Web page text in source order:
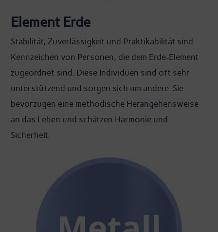
Element Erde
Stabilität, Zuverlässigkeit und Praktikabilität sind
Kennzeichen von Personen, die dem Erde-Element
zugeordnet sind. Diese Individuen sind oft sehr
unterstützend und sorgen sich um andere. Sie
bevorzugen eine methodische Herangehensweise
an das Leben und schätzen Harmonie und
Sicherheit.